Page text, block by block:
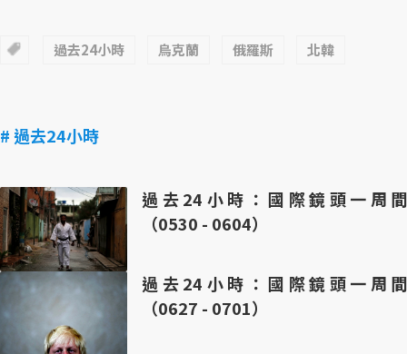
過去24小時 烏克蘭 俄羅斯 北韓
# 過去24小時
過去24小時：國際鏡頭一周間
（0530 - 0604）
過去24小時：國際鏡頭一周間
（0627 - 0701）